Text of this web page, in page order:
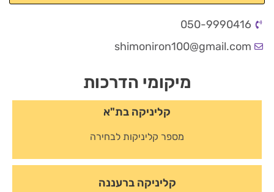
050-9990416
shimoniron100@gmail.com
מיקומי הדרכות
קליניקה בת"א
מספר קליניקות לבחירה
קליניקה ברעננה